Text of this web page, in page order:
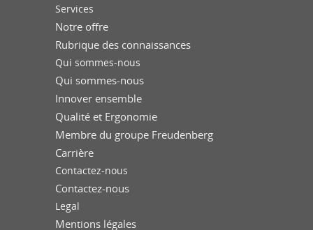
Services
Notre offre
Rubrique des connaissances
Qui sommes-nous
Qui sommes-nous
Innover ensemble
Qualité et Ergonomie
Membre du groupe Freudenberg
Carrière
Contactez-nous
Contactez-nous
Legal
Mentions légales